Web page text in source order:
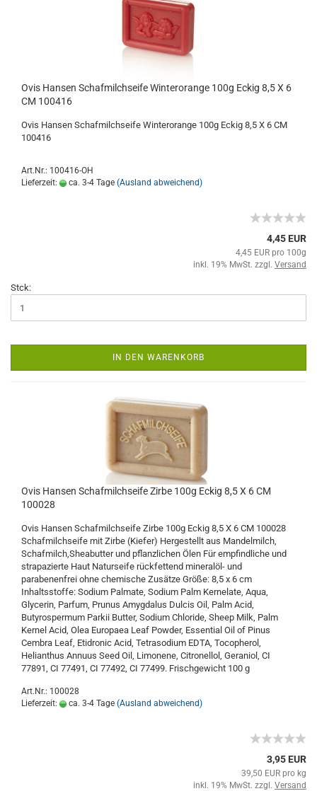
Ovis Hansen Schafmilchseife Winterorange 100g Eckig 8,5 X 6
CM 100416
Ovis Hansen Schafmilchseife Winterorange 100g Eckig 8,5 X 6 CM
100416
Art.Nr.: 100416-OH
Lieferzeit:
ca. 3-4 Tage (Ausland abweichend)
4,45 EUR
4,45 EUR pro 100g
inkl. 19% MwSt. zzgl. Versand
Stck:
IN DEN WARENKORB
Ovis Hansen Schafmilchseife Zirbe 100g Eckig 8,5 X 6 CM
100028
Ovis Hansen Schafmilchseife Zirbe 100g Eckig 8,5 X 6 CM 100028
Schafmilchseife mit Zirbe (Kiefer) Hergestellt aus Mandelmilch,
Schafmilch,Sheabutter und pflanzlichen Ölen Für empfindliche und
strapazierte Haut Naturseife rückfettend mineralöl- und
parabenenfrei ohne chemische Zusätze Größe: 8,5 x 6 cm
Inhaltsstoffe: Sodium Palmate, Sodium Palm Kernelate, Aqua,
Glycerin, Parfum, Prunus Amygdalus Dulcis Oil, Palm Acid,
Butyrospermum Parkii Butter, Sodium Chloride, Sheep Milk, Palm
Kernel Acid, Olea Europaea Leaf Powder, Essential Oil of Pinus
Cembra Leaf, Etidronic Acid, Tetrasodium EDTA, Tocopherol,
Helianthus Annuus Seed Oil, Limonene, Citronellol, Geraniol, CI
77891, CI 77491, CI 77492, CI 77499. Frischgewicht 100 g
Art.Nr.: 100028
Lieferzeit:
ca. 3-4 Tage (Ausland abweichend)
3,95 EUR
39,50 EUR pro kg
inkl. 19% MwSt. zzgl. Versand